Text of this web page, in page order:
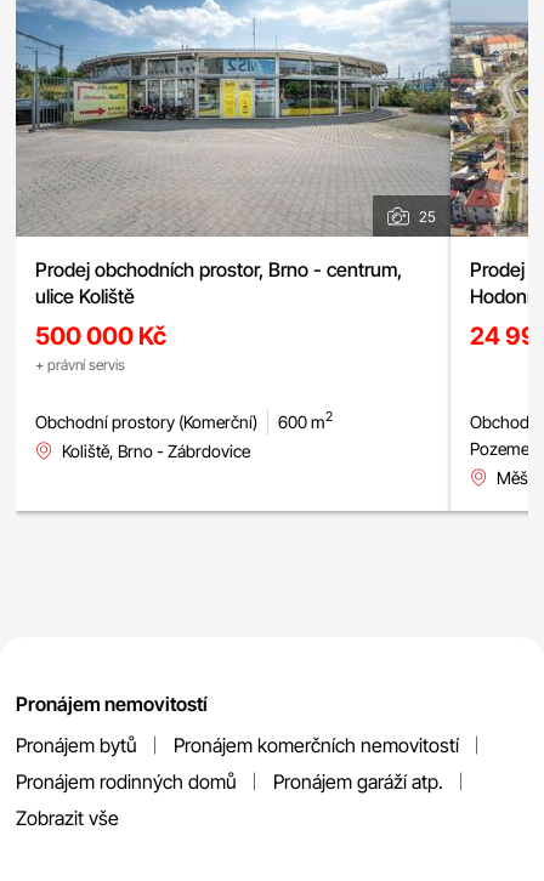
25
Prodej obchodních prostor, Brno - centrum,
ulice Koliště
500 000 Kč
+ právní servis
Obchodní prostory (Komerční) 600 m2
Koliště, Brno - Zábrdovice
Prodej
24
Pozemek
Pronájem nemovitostí
Pronájem bytů
Pronájem komerčních nemovitostí
Pronájem rodinných domů
Pronájem garáží atp.
Zobrazit vše